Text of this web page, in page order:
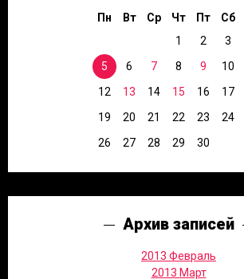
Пн Вт Ср Чт Пт Сб
1
2 3
5
6 7 8 9 10
12
13 14 15 16 17
19
20 21 22 23 24
26
27 28 29 30
Архив записей
2013 Февраль
2013 Март